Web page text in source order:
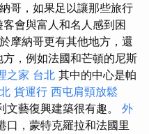
哥，如果足以讓那些旅行
會與富人和名人感到困
摩納哥更有其他地方，還
，例如法國和芒頓的尼斯
之家 台北 其中的中心是帕
貨運行 西屯肩頸放鬆
藝復興建築很有趣。 外
口，蒙特克羅拉和法國里